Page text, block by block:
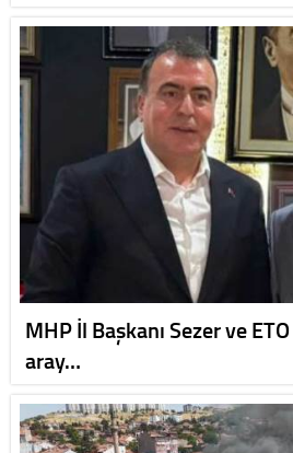
MHP İl Başkanı Sezer ve
aray…